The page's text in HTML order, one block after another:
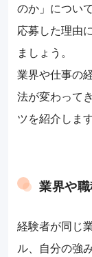
のか」につい
応募した理由
ましょう。
業界や仕事の
法が変わって
ツを紹介します
業界や
経験者が同じ
ル、自分の強